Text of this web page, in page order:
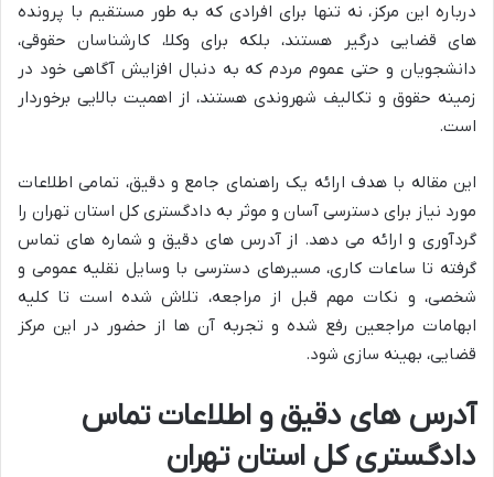
درباره این مرکز، نه تنها برای افرادی که به طور مستقیم با پرونده
های قضایی درگیر هستند، بلکه برای وکلا، کارشناسان حقوقی،
دانشجویان و حتی عموم مردم که به دنبال افزایش آگاهی خود در
زمینه حقوق و تکالیف شهروندی هستند، از اهمیت بالایی برخوردار
است.
این مقاله با هدف ارائه یک راهنمای جامع و دقیق، تمامی اطلاعات
مورد نیاز برای دسترسی آسان و موثر به دادگستری کل استان تهران را
گردآوری و ارائه می دهد. از آدرس های دقیق و شماره های تماس
گرفته تا ساعات کاری، مسیرهای دسترسی با وسایل نقلیه عمومی و
شخصی، و نکات مهم قبل از مراجعه، تلاش شده است تا کلیه
ابهامات مراجعین رفع شده و تجربه آن ها از حضور در این مرکز
قضایی، بهینه سازی شود.
آدرس های دقیق و اطلاعات تماس
دادگستری کل استان تهران